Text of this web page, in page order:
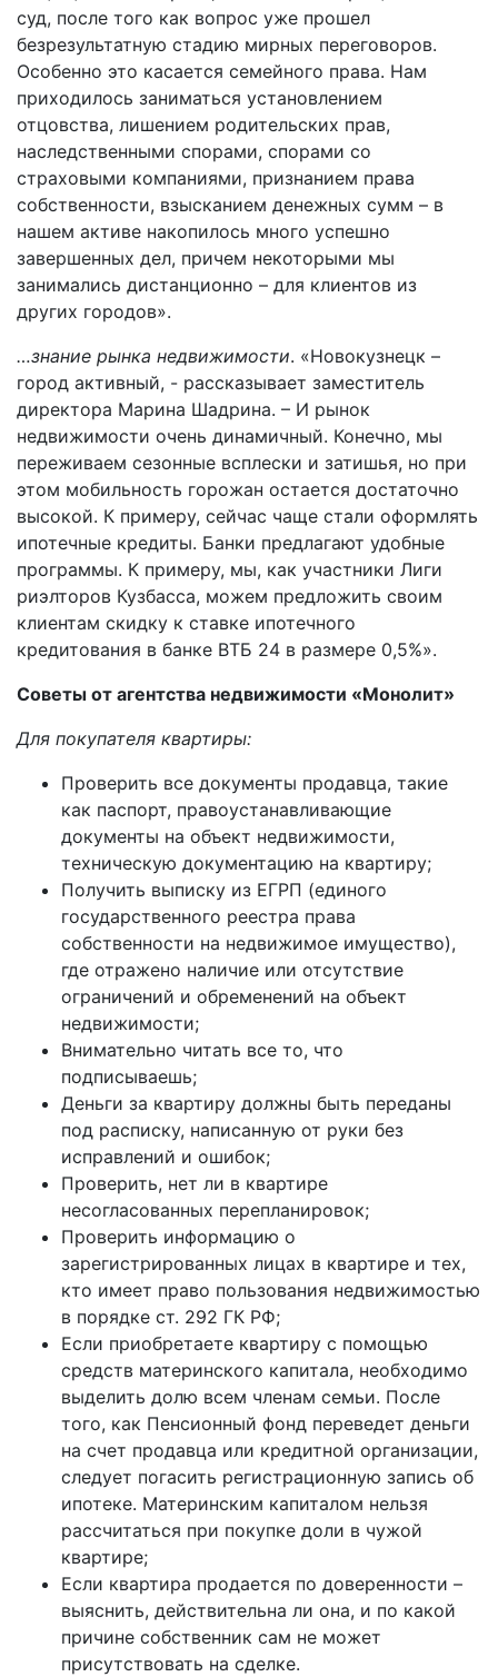
суд, после того как вопрос уже прошел
безрезультатную стадию мирных переговоров.
Особенно это касается семейного права. Нам
приходилось заниматься установлением
отцовства, лишением родительских прав,
наследственными спорами, спорами со
страховыми компаниями, признанием права
собственности, взысканием денежных сумм – в
нашем активе накопилось много успешно
завершенных дел, причем некоторыми мы
занимались дистанционно – для клиентов из
других городов».
…знание рынка недвижимости. «Новокузнецк –
город активный, - рассказывает заместитель
директора Марина Шадрина. – И рынок
недвижимости очень динамичный. Конечно, мы
переживаем сезонные всплески и затишья, но при
этом мобильность горожан остается достаточно
высокой. К примеру, сейчас чаще стали оформлять
ипотечные кредиты. Банки предлагают удобные
программы. К примеру, мы, как участники Лиги
риэлторов Кузбасса, можем предложить своим
клиентам скидку к ставке ипотечного
кредитования в банке ВТБ 24 в размере 0,5%».
Советы от агентства недвижимости «Монолит»
Для покупателя квартиры:
Проверить все документы продавца, такие
как паспорт, правоустанавливающие
документы на объект недвижимости,
техническую документацию на квартиру;
Получить выписку из ЕГРП (единого
государственного реестра права
собственности на недвижимое имущество),
где отражено наличие или отсутствие
ограничений и обременений на объект
недвижимости;
Внимательно читать все то, что
подписываешь;
Деньги за квартиру должны быть переданы
под расписку, написанную от руки без
исправлений и ошибок;
Проверить, нет ли в квартире
несогласованных перепланировок;
Проверить информацию о
зарегистрированных лицах в квартире и тех,
кто имеет право пользования недвижимостью
в порядке ст. 292 ГК РФ;
Если приобретаете квартиру с помощью
средств материнского капитала, необходимо
выделить долю всем членам семьи. После
того, как Пенсионный фонд переведет деньги
на счет продавца или кредитной организации,
следует погасить регистрационную запись об
ипотеке. Материнским капиталом нельзя
рассчитаться при покупке доли в чужой
квартире;
Если квартира продается по доверенности –
выяснить, действительна ли она, и по какой
причине собственник сам не может
присутствовать на сделке.